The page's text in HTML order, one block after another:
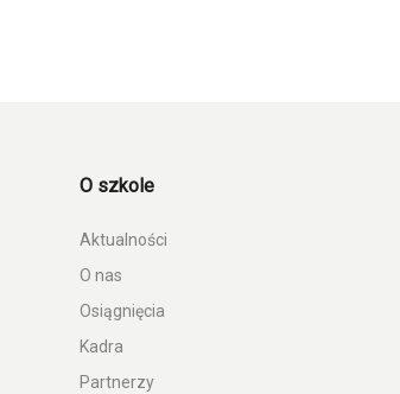
O szkole
Aktualności
O nas
Osiągnięcia
Kadra
Partnerzy